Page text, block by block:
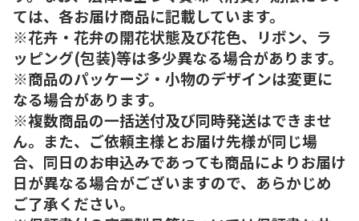
ては、各お届け商品に記載しています。
※花卉・花弁の開花状態及び花色、リボン、ラ
ッピング(包装)等は多少異なる場合があります。
※商品のパッケージ・小物のデザインは変更に
なる場合があります。
※複数商品の一括送付及び同時発送はできませ
ん。また、ご依頼主様とお届け先様が同じ場
合、同日のお申込みであっても商品によりお届け
日が異なる場合がございますので、あらかじめ
ご了承ください。